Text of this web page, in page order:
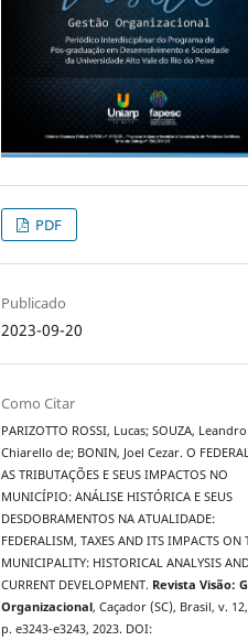
PDF
Publicado
2023-09-20
Como Citar
PARIZOTTO ROSSI, Lucas; SOUZA, Leandro
Chiarello de; BONIN, Joel Cezar. O
AS TRIBUTAÇÕES E SEUS IMPACTOS NO
MUNICÍPIO: ANÁLISE HISTÓRICA E SEUS
DESDOBRAMENTOS NA ATUALIDADE:
FEDERALISM, TAXES AND ITS IMPACTS ON
MUNICIPALITY: HISTORICAL ANALYSIS
CURRENT DEVELOPMENT. Revista Visão:
Organizacional, Caçador (SC), Brasil, v.
p. e3243-e3243, 2023. DOI: